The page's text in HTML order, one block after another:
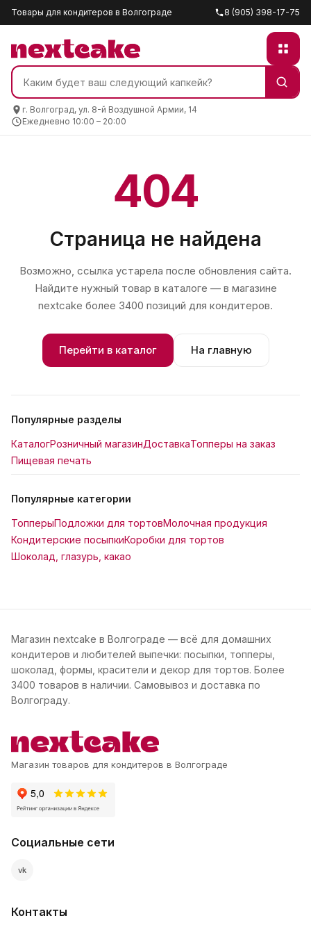
Товары для кондитеров в Волгограде 8 (905) 398-17-75
г. Волгоград, ул. 8-й Воздушной Армии, 14
Ежедневно 10:00 – 20:00
404
Страница не найдена
Возможно, ссылка устарела после обновления сайта.
Найдите нужный товар в каталоге — в магазине
nextcake более 3400 позиций для кондитеров.
Перейти в каталог На главную
Популярные разделы
КаталогРозничный магазинДоставкаТопперы на заказ
Пищевая печать
Популярные категории
ТопперыПодложки для тортовМолочная продукция
Кондитерские посыпкиКоробки для тортов
Шоколад, глазурь, какао
Магазин nextcake в Волгограде — всё для домашних
кондитеров и любителей выпечки: посыпки, топперы,
шоколад, формы, красители и декор для тортов. Более
3400 товаров в наличии. Самовывоз и доставка по
Волгограду.
Магазин товаров для кондитеров в Волгограде
Социальные сети
vk
Контакты